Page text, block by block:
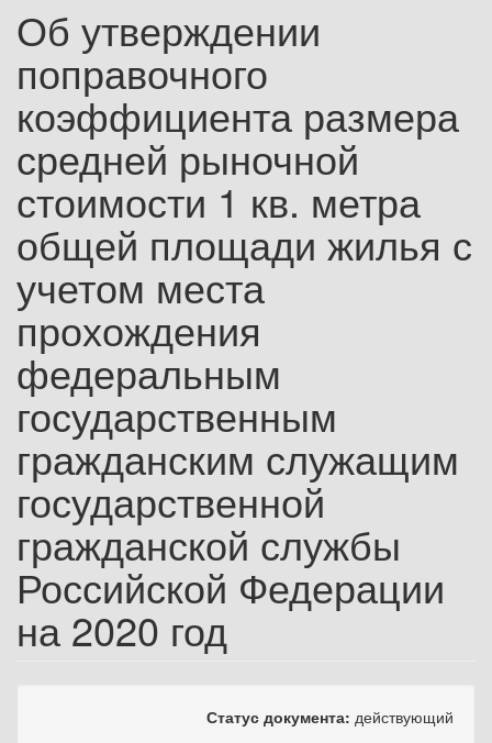
Об утверждении
поправочного
коэффициента размера
средней рыночной
стоимости 1 кв. метра
общей площади жилья с
учетом места
прохождения
федеральным
государственным
гражданским служащим
государственной
гражданской службы
Российской Федерации
на 2020 год
Статус документа: действующий